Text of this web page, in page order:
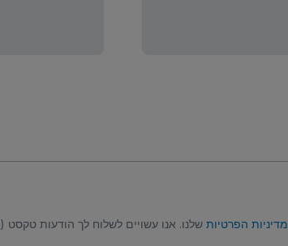
מדיניות הפרטיות שלנו. אנו עשויים לשלוח לך הודעות טקסט (SMS), ובאפשרותך לבטל אותן בכל עת.